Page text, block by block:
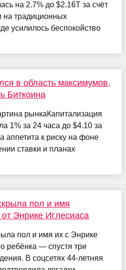
на 2.7% до $2.16T за счёт
на традиционных
усилилось беспокойство
в область максимумов,
Биткоина
рынкаКапитализация
1% за 24 часа до $4.10 за
аппетита к риску на фоне
ставки и планах
пол и имя
от Энрике Иглесиаса
пол и имя их с Энрике
ребёнка — спустя три
В соцсетях 44-летняя